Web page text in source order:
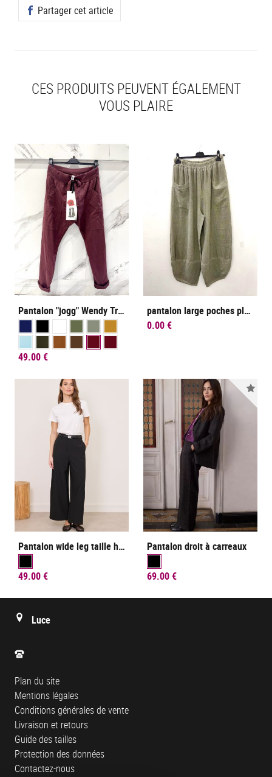
Partager cet article
CES PRODUITS PEUVENT ÉGALEMENT
VOUS PLAIRE
Pantalon "jogg" Wendy Trendy
49.00 €
pantalon large poches plaquées
0.00 €
Pantalon wide leg taille haute
49.00 €
Pantalon droit à carreaux
69.00 €
Luce
Plan du site
Mentions légales
Conditions générales de vente
Livraison et retours
Guide des tailles
Protection des données
Contactez-nous